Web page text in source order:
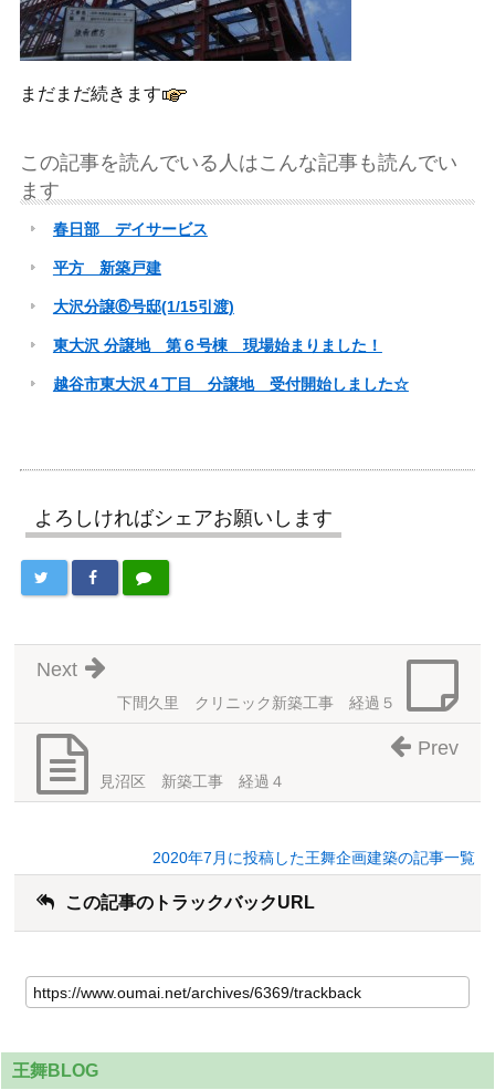
まだまだ続きます
この記事を読んでいる人はこんな記事も読んでい
ます
春日部 デイサービス
平方 新築戸建
大沢分譲⑥号邸(1/15引渡)
東大沢 分譲地 第６号棟 現場始まりました！
越谷市東大沢４丁目 分譲地 受付開始しました☆
よろしければシェアお願いします
下間久里 クリニック新築工事 経過５
Next
見沼区 新築工事 経過４
Prev
2020年7月に投稿した王舞企画建築の記事一覧
この記事のトラックバックURL
王舞BLOG